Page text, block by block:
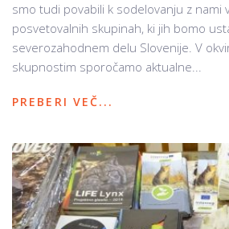
smo tudi povabili k sodelovanju z nami
posvetovalnih skupinah, ki jih bomo
severozahodnem delu Slovenije. V
skupnostim sporočamo aktualne...
PREBERI VEČ...